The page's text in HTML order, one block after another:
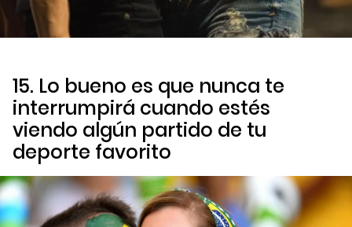
15. Lo bueno es que nunca te
interrumpirá cuando estés
viendo algún partido de tu
deporte favorito